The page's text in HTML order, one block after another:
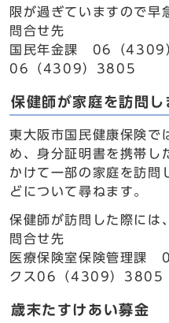
限が過ぎていますので早
問合せ先
国民年金課 06（4309
06（4309）3805
保健師が家庭を訪問し
東大阪市国民健康保険で
め、身分証明書を携帯
かけて一部の家庭を訪問
どについて尋ねます。
保健師が訪問した際には
問合せ先
医療保険室保険管理課
クス06（4309）3805
歳末たすけあい募金